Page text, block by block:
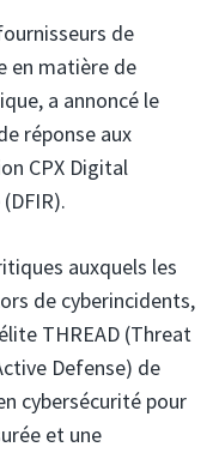
de
en matière de
a annoncé le
réponse aux
CPX Digital
auxquels les
de cyberincidents,
THREAD (Threat
Defense) de
cybersécurité pour
et une